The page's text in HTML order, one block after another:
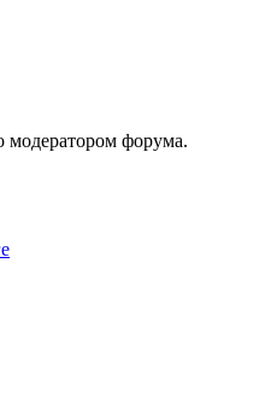
модератором форума.